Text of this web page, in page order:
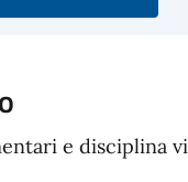
e disciplina